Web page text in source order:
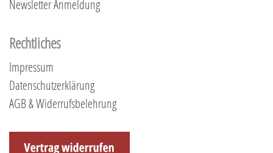
Newsletter Anmeldung
Rechtliches
Impressum
Datenschutzerklärung
AGB & Widerrufsbelehrung